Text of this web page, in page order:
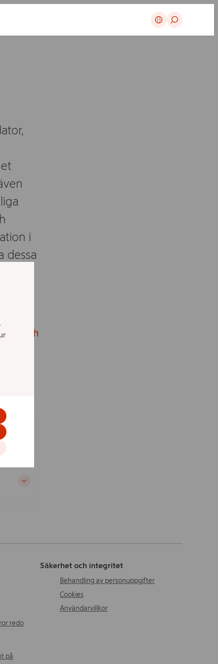
i
dessa
alla.
och
redo
på
Säkerhet och integritet
Behandling av personuppgifter
Cookies
Användarvillkor